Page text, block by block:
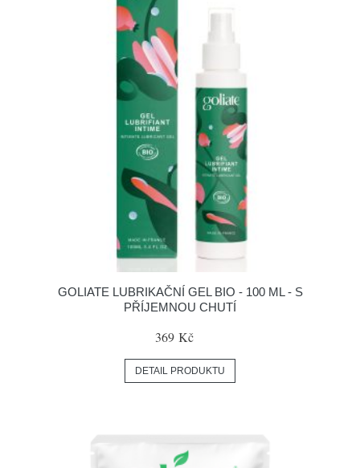
GOLIATE LUBRIKAČNÍ GEL BIO - 100 ML - S
PŘÍJEMNOU CHUTÍ
369 Kč
DETAIL PRODUKTU